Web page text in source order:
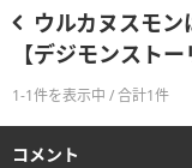
ウルカヌスモ
【デジモンストー
1-1件を表示中 / 合計1件
コメント